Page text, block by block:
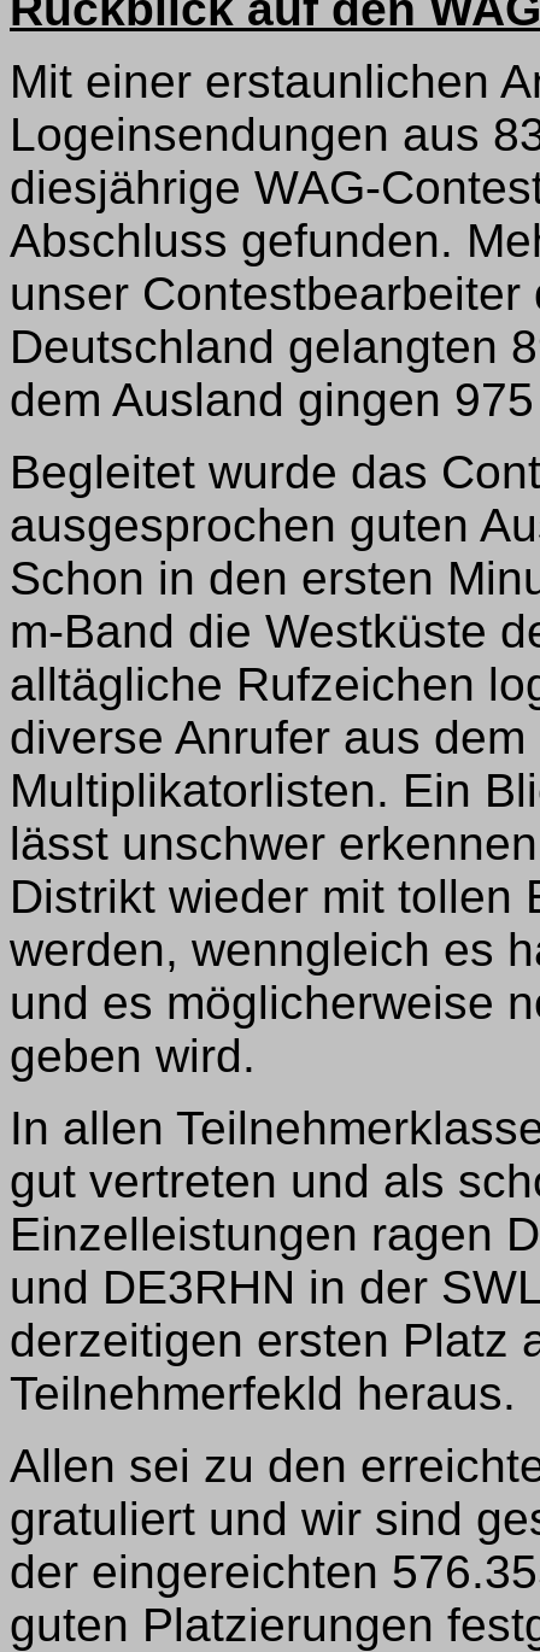
Mit einer erstaunlichen
Logeinsendungen aus
diesjährige WAG-
Abschluss gefunden.
unser
Deutschland gelangten
dem Ausland gingen
Begleitet wurde das
ausgesprochen guten
Schon in den ersten
m-Band die Westküste
alltägliche Rufzeichen
diverse Anrufer aus
Multiplikatorlisten. Ein
lässt unschwer
Distrikt wieder mit tollen
werden, wenngleich es
und es möglicherweise
geben wird.
In allen
gut vertreten und als
Einzelleistungen ragen
und DE3RHN in der
derzeitigen ersten Platz
Teilnehmerfekld heraus.
Allen sei zu den
gratuliert und wir sind
der eingereichten
guten Platzierungen